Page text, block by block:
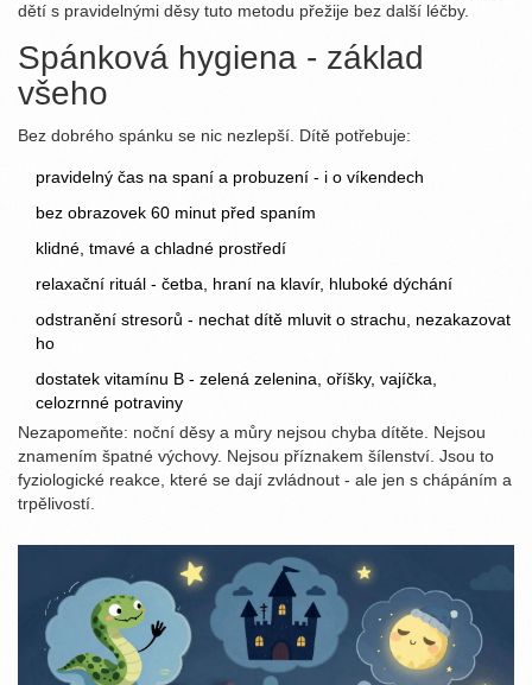
dětí s pravidelnými děsy tuto metodu přežije bez další léčby.
Spánková hygiena - základ
všeho
Bez dobrého spánku se nic nezlepší. Dítě potřebuje:
pravidelný čas na spaní a probuzení - i o víkendech
bez obrazovek 60 minut před spaním
klidné, tmavé a chladné prostředí
relaxační rituál - četba, hraní na klavír, hluboké dýchání
odstranění stresorů - nechat dítě mluvit o strachu, nezakazovat
ho
dostatek vitamínu B - zelená zelenina, oříšky, vajíčka,
celozrnné potraviny
Nezapomeňte: noční děsy a můry nejsou chyba dítěte. Nejsou
znamením špatné výchovy. Nejsou příznakem šílenství. Jsou to
fyziologické reakce, které se dají zvládnout - ale jen s chápáním a
trpělivostí.